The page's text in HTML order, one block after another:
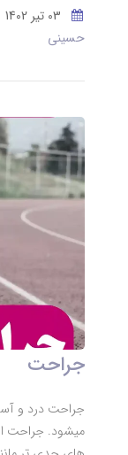
حسینی
جراحت
جراحت درد و
میشود. جراحت